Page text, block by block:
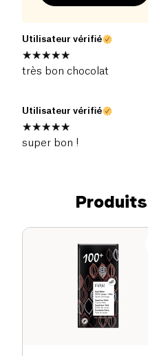
Utilisateur vérifié
très bon chocolat
Utilisateur vérifié
super bon !